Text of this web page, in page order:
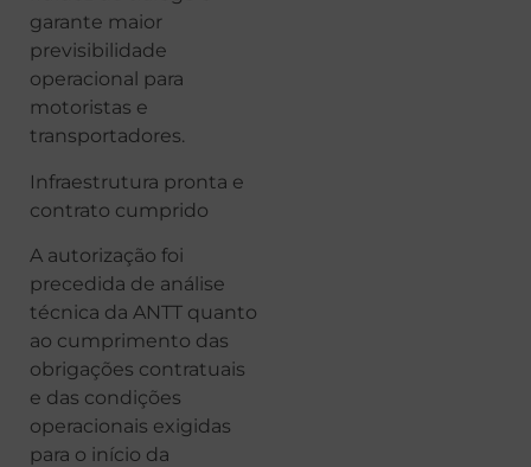
garante maior
previsibilidade
operacional para
motoristas e
transportadores.
Infraestrutura pronta e
contrato cumprido
A autorização foi
precedida de análise
técnica da ANTT quanto
ao cumprimento das
obrigações contratuais
e das condições
operacionais exigidas
para o início da